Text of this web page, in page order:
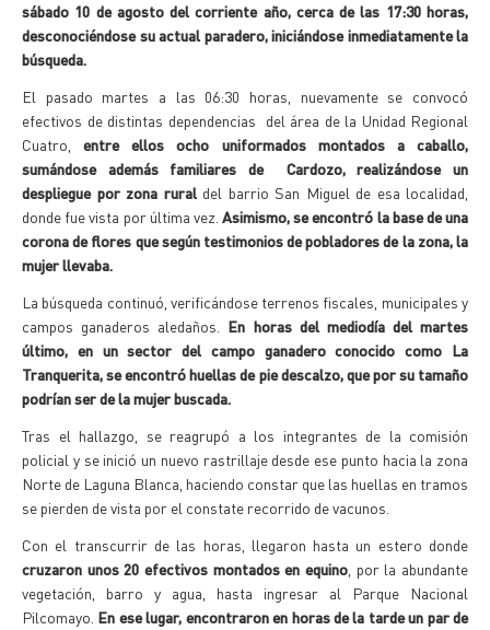
sábado 10 de agosto del corriente año, cerca de las 17:30 horas,
desconociéndose su actual paradero, iniciándose inmediatamente la
búsqueda.
El pasado martes a las 06:30 horas, nuevamente se convocó
efectivos de distintas dependencias del área de la Unidad Regional
Cuatro,entre ellos ocho uniformados montados a caballo,
sumándose además familiares de Cardozo, realizándose un
despliegue por zona rural del barrio San Miguel de esa localidad,
donde fue vista por última vez. Asimismo, se encontró la base de una
corona de flores que según testimonios de pobladores de la zona, la
mujer llevaba.
La búsqueda continuó, verificándose terrenos fiscales, municipales y
campos ganaderos aledaños. En horas del mediodía del martes
último, en un sector del campo ganadero conocido como La
Tranquerita, se encontró huellas de pie descalzo, que por su tamaño
podrían ser de la mujer buscada.
Tras el hallazgo, se reagrupó a los integrantes de la comisión
policial y se inició un nuevo rastrillaje desde ese punto hacia la zona
Norte de Laguna Blanca, haciendo constar que las huellas en tramos
se pierden de vista por el constate recorrido de vacunos.
Con el transcurrir de las horas, llegaron hasta un estero donde
cruzaron unos 20 efectivos montados en equino , por la abundante
vegetación, barro y agua, hasta ingresar al Parque Nacional
Pilcomayo. En ese lugar, encontraron en horas de la tarde un par de